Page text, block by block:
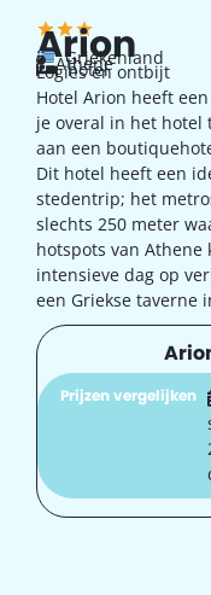
Arion
Griekenland
Athene
hotel
Logies en ontbijt
Hotel Arion heeft
je overal in het hotel
aan een
Dit hotel heeft een
stedentrip; het
slechts 250 meter
hotspots van Athene
intensieve dag op
een Griekse taverne
Prijzen vergelijken